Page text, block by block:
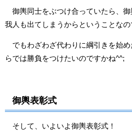
御輿同士をぶつけ合っていたら、
我人も出てしまうからということなの
でもわざわざ代わりに綱引きを始め
らでは勝負をつけたいのですかね^^;
御輿表彰式
そして、いよいよ御輿表彰式！